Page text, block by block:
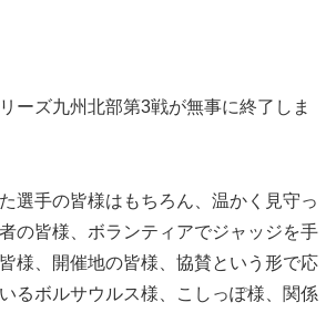
ーズ九州北部第3戦が無事に終了しま
選手の皆様はもちろん、温かく見守っ
の皆様、ボランティアでジャッジを手
様、開催地の皆様、協賛という形で応
るボルサウルス様、こしっぽ様、関係